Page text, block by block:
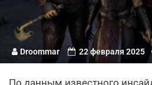
Droommar 22 февраля 2025
По данным известного